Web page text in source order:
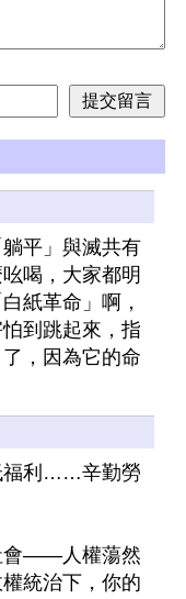
平」與滅共有
喝，大家都明
紙革命」啊，
到跳起來，指
，因為它的命
福利……辛勤勞
會——人權蕩然
統治下，你的